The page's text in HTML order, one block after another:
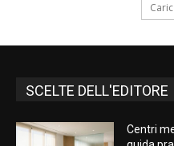
SCELTE DELL'EDITORE
Centri